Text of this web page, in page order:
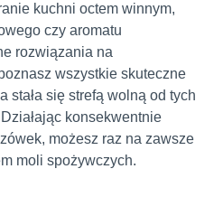
kuchni octem winnym,
czy aromatu
rozwiązania na
wszystkie skuteczne
stała się strefą wolną od tych
konsekwentnie
możesz raz na zawsze
moli spożywczych.